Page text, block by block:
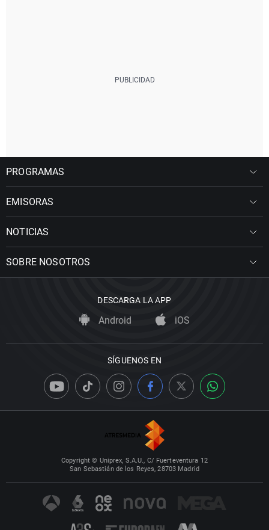
PROGRAMAS
EMISORAS
NOTICIAS
SOBRE NOSOTROS
DESCARGA LA APP
Android iOS
SÍGUENOS EN
Copyright © Uniprex, S.A.U., C/ Fuerteventura 12
San Sebastián de los Reyes, 28703 Madrid